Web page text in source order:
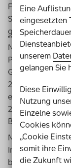
Für den Betrieb
Serviceangebote
gGmbHeinen
Nach einer
Projekt im Mai
2023, folgte das
es Einzug in der
2024 füllen 28
Behinderung
Mit der nach
Immobilie
barrierefreien
Eine
eingesetzten
unserem
gelangen Sie
Diese
Nutzung
Einzelne
Cookies
„Cookie
somit ihre
die Zukunft